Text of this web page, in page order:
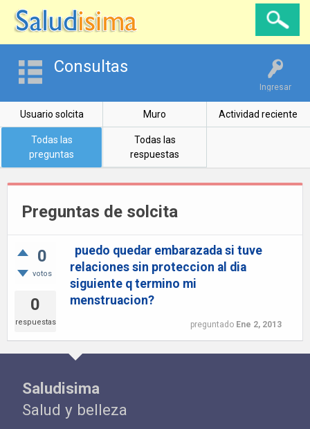
Ingresar
Consultas
Usuario solcita Muro Actividad reciente
Todas las
preguntas
Todas las
respuestas
Preguntas de solcita
0
votos
0
respuestas
puedo quedar embarazada si tuve
relaciones sin proteccion al dia
siguiente q termino mi
menstruacion?
preguntado Ene 2, 2013
Saludisima
Salud y belleza